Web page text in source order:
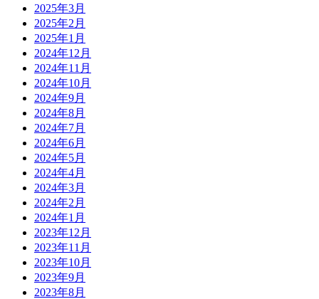
2025年3月
2025年2月
2025年1月
2024年12月
2024年11月
2024年10月
2024年9月
2024年8月
2024年7月
2024年6月
2024年5月
2024年4月
2024年3月
2024年2月
2024年1月
2023年12月
2023年11月
2023年10月
2023年9月
2023年8月